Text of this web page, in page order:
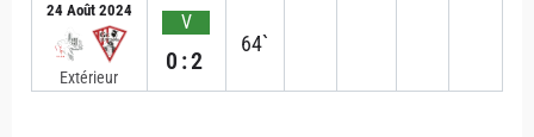
24 Août 2024
Extérieur
V
0:2
64`